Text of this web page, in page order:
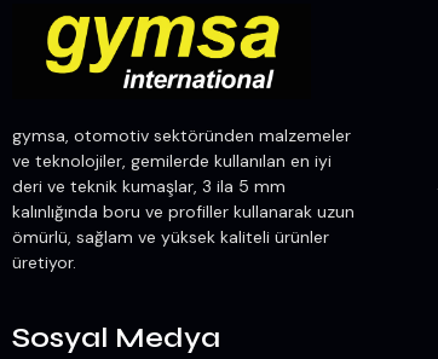
gymsa, otomotiv sektöründen malzemeler
ve teknolojiler, gemilerde kullanılan en iyi
deri ve teknik kumaşlar, 3 ila 5 mm
kalınlığında boru ve profiller kullanarak uzun
ömürlü, sağlam ve yüksek kaliteli ürünler
üretiyor.
Sosyal Medya